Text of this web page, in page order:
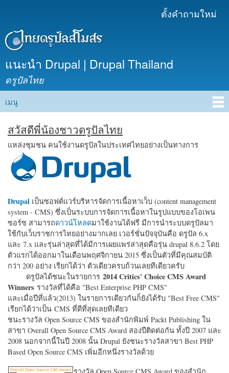
เนื้อหา
ตั้งคำถามใหม่
แนะนำ Drupal | Drupal Thailand
ดรูปัลไทย
Main menu
เมนู
สวัสดีพี่น้องชาวดรูปัลไทย
แหล่งชุมชน คนใช้งานดรูปัลในประเทศไทยอย่างเป็นทางการ
Drupal เป็นซอฟต์แวร์บริหารจัดการเนื้อหาเว็บ (content management
system - CMS) ซึ่งเป็นระบบการจัดการเนื้อหาในรูปแบบของโอเพน
ซอร์ซ สามารถดาวน์โหลดมาใช้งานได้ฟรี มีการนำระบบดรูปัลมา
ใช้กับเว็บราชการไทยอย่างมากเลย เวอร์ชั่นปัจจุบันคือ ดรูปัล 6.x
และ 7.x และรุ่นล่าสุดที่ได้มีการเผยแพร่ล่าสุดคือรุ่น drupal 8.6.2 โดย
ตัวแรกได้ออกมาในเดือนพฤศจิกายน 2015 ซึ่งเป็นตัวที่มีคุณสมบัติ
กว่า 200 อย่าง เรียกได้ว่า ตัวเดียวครบถ้วนเลยทีเดียวครับ
ดรูปัลได้ชนะในรายการ 2014 Critics' Choice CMS Award
Winners รางวัลที่ได้คือ "Best Enterprise PHP CMS"
และเมื่อปีที่แล้ว(2013) ในรายการเดียวกันก็ยังได้รับ "Best Free CMS"
เรียกได้ว่าเป็น CMS ที่ดีที่สุดเลยทีเดียว
ชนะรางวัล Open Source CMS ของสำนักพิมพ์ Packt Publishing ใน
สาขา Overall Open Source CMS Award สองปีติดต่อกัน ทั้งปี 2007 และ
2008 นอกจากนี้ในปี 2008 นั้น Drupal ยังชนะรางวัลสาขา Best PHP
Based Open Source CMS เพิ่มอีกหนึ่งรางวัลด้วย